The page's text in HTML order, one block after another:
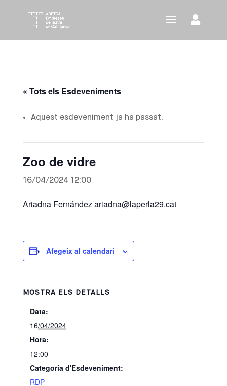
« Tots els Esdeveniments
Aquest esdeveniment ja ha passat.
Zoo de vidre
16/04/2024 12:00
Ariadna Fernández ariadna@laperla29.cat
Afegeix al calendari
MOSTRA ELS DETALLS
Data:
16/04/2024
Hora:
12:00
Categoria d'Esdeveniment:
RDP